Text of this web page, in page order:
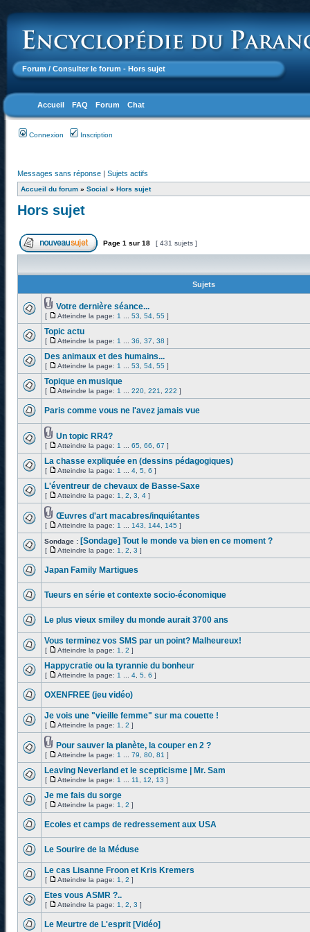
Forum / Consulter le forum - Hors sujet
Accueil FAQ Forum Chat
Connexion Inscription
Messages sans réponse | Sujets actifs
Accueil du forum » Social » Hors sujet
Hors sujet
Page 1 sur 18 [ 431 sujets ]
Sujets
Votre dernière séance...
[ Atteindre la page: 1 53 54 55 ]
Topic actu
[ Atteindre la page: 1 36 37 38 ]
Des animaux et des humains...
[ Atteindre la page: 1 53 54 55 ]
Topique en musique
[ Atteindre la page: 1 220 221 222 ]
Paris comme vous ne l'avez jamais vue
Un topic RR4?
[ Atteindre la page: 1 65 66 67 ]
La chasse expliquée en (dessins pédagogiques)
[ Atteindre la page: 1 4 5 6 ]
L'éventreur de chevaux de Basse-Saxe
[ Atteindre la page: 1 2 3 4 ]
Œuvres d'art macabres/inquiétantes
[ Atteindre la page: 1 143 144 145 ]
Sondage : [Sondage] Tout le monde va bien en ce moment ?
[ Atteindre la page: 1 2 3 ]
Japan Family Martigues
Tueurs en série et contexte socio-économique
Le plus vieux smiley du monde aurait 3700 ans
Vous terminez vos SMS par un point? Malheureux!
[ Atteindre la page: 1 2 ]
Happycratie ou la tyrannie du bonheur
[ Atteindre la page: 1 4 5 6 ]
OXENFREE (jeu vidéo)
Je vois une "vieille femme" sur ma couette !
[ Atteindre la page: 1 2 ]
Pour sauver la planète, la couper en 2 ?
[ Atteindre la page: 1 79 80 81 ]
Leaving Neverland et le scepticisme | Mr. Sam
[ Atteindre la page: 1 11 12 13 ]
Je me fais du sorge
[ Atteindre la page: 1 2 ]
Ecoles et camps de redressement aux USA
Le Sourire de la Méduse
Le cas Lisanne Froon et Kris Kremers
[ Atteindre la page: 1 2 ]
Etes vous ASMR ?..
[ Atteindre la page: 1 2 3 ]
Le Meurtre de L'esprit [Vidéo]